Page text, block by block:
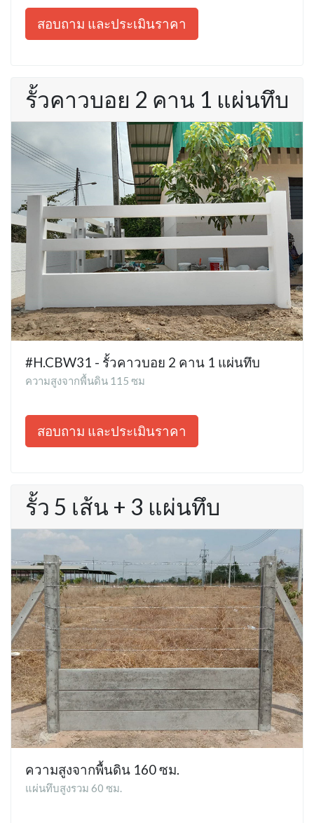
สอบถาม และประเมินราคา
รั้วคาวบอย 2 คาน 1 แผ่นทึบ
#H.CBW31 - รั้วคาวบอย 2 คาน 1 แผ่นทึบ
ความสูงจากพื้นดิน 115 ซม
สอบถาม และประเมินราคา
รั้ว 5 เส้น + 3 แผ่นทึบ
ความสูงจากพื้นดิน 160 ซม.
แผ่นทึบสูงรวม 60 ซม.